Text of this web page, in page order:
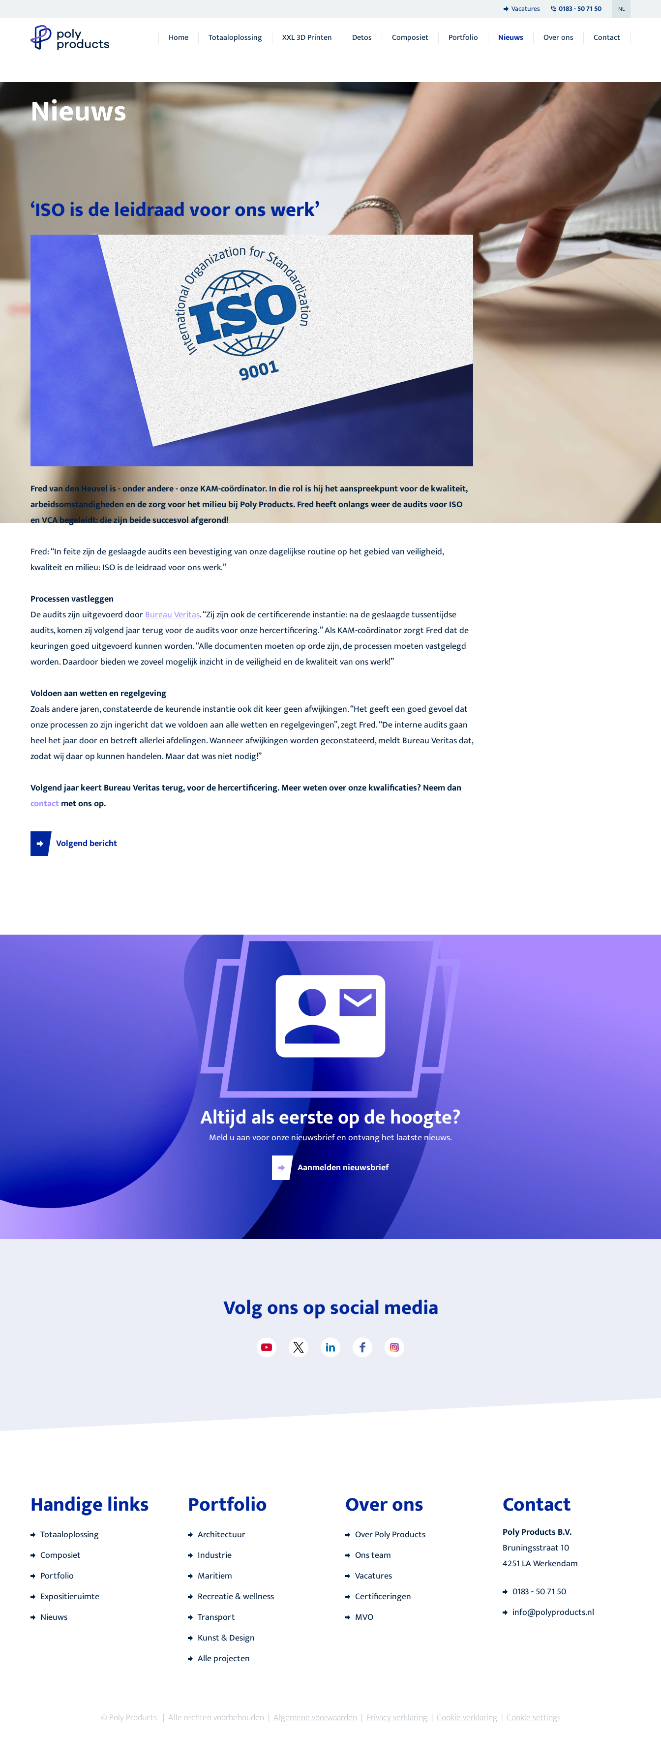
Vacatures 0183 - 50 71 50 NL
Home Totaaloplossing XXL 3D Printen Detos Composiet Portfolio Nieuws Over ons Contact
Nieuws
‘ISO is de leidraad voor ons werk’
Fred van den Heuvel is - onder andere - onze KAM-coördinator. In die rol is hij het aanspreekpunt voor de kwaliteit,
arbeidsomstandigheden en de zorg voor het milieu bij Poly Products. Fred heeft onlangs weer de audits voor ISO
en VCA begeleidt: die zijn beide succesvol afgerond!
Fred: “In feite zijn de geslaagde audits een bevestiging van onze dagelijkse routine op het gebied van veiligheid,
kwaliteit en milieu: ISO is de leidraad voor ons werk.”
Processen vastleggen
De audits zijn uitgevoerd doorBureau Veritas. “Zij zijn ook de certificerende instantie: na de geslaagde tussentijdse
audits, komen zij volgend jaar terug voor de audits voor onze hercertificering.” Als KAM-coördinator zorgt Fred dat de
keuringen goed uitgevoerd kunnen worden. “Alle documenten moeten op orde zijn, de processen moeten vastgelegd
worden. Daardoor bieden we zoveel mogelijk inzicht in de veiligheid en de kwaliteit van ons werk!”
Voldoen aan wetten en regelgeving
Zoals andere jaren, constateerde de keurende instantie ook dit keer geen afwijkingen. “Het geeft een goed gevoel dat
onze processen zo zijn ingericht dat we voldoen aan alle wetten en regelgevingen”, zegt Fred. “De interne audits gaan
heel het jaar door en betreft allerlei afdelingen. Wanneer afwijkingen worden geconstateerd, meldt Bureau Veritas dat,
zodat wij daar op kunnen handelen. Maar dat was niet nodig!”
Volgend jaar keert Bureau Veritas terug, voor de hercertificering. Meer weten over onze kwalificaties? Neem dan
contactmet ons op.
Volgend bericht
Altijd als eerste op de hoogte?
Meld u aan voor onze nieuwsbrief en ontvang het laatste nieuws.
Aanmelden nieuwsbrief
Volg ons op social media
Handige links
Totaaloplossing
Composiet
Portfolio
Expositieruimte
Nieuws
Portfolio
Architectuur
Industrie
Maritiem
Recreatie & wellness
Transport
Kunst & Design
Alle projecten
Over ons
Over Poly Products
Ons team
Vacatures
Certificeringen
MVO
Contact
Poly Products B.V.
Bruningsstraat 10
4251 LA Werkendam
0183 - 50 71 50
info@polyproducts.nl
© Poly Products | Alle rechten voorbehouden |Algemene voorwaarden|Privacy verklaring|Cookie verklaring|Cookie settings